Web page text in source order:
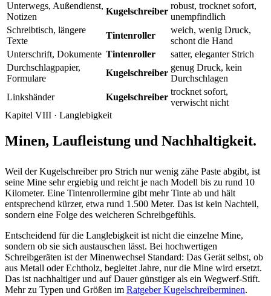
Unterwegs, Außendienst,
Notizen
Kugelschreiber
robust, trocknet sofort,
unempfindlich
Schreibtisch, längere
Texte
Tintenroller
weich, wenig Druck,
schont die Hand
Unterschrift, Dokumente Tintenroller
satter, eleganter Strich
Durchschlagpapier,
Formulare
Kugelschreiber
genug Druck, kein
Durchschlagen
Linkshänder
Kugelschreiber
trocknet sofort,
verwischt nicht
Kapitel VIII · Langlebigkeit
Minen, Laufleistung und Nachhaltigkeit.
Weil der Kugelschreiber pro Strich nur wenig zähe Paste abgibt, ist
seine Mine sehr ergiebig und reicht je nach Modell bis zu rund 10
Kilometer. Eine Tintenrollermine gibt mehr Tinte ab und hält
entsprechend kürzer, etwa rund 1.500 Meter. Das ist kein Nachteil,
sondern eine Folge des weicheren Schreibgefühls.
Entscheidend für die Langlebigkeit ist nicht die einzelne Mine,
sondern ob sie sich austauschen lässt. Bei hochwertigen
Schreibgeräten ist der Minenwechsel Standard: Das Gerät selbst, ob
aus Metall oder Echtholz, begleitet Jahre, nur die Mine wird ersetzt.
Das ist nachhaltiger und auf Dauer günstiger als ein Wegwerf-Stift.
Mehr zu Typen und Größen im Ratgeber Kugelschreiberminen.